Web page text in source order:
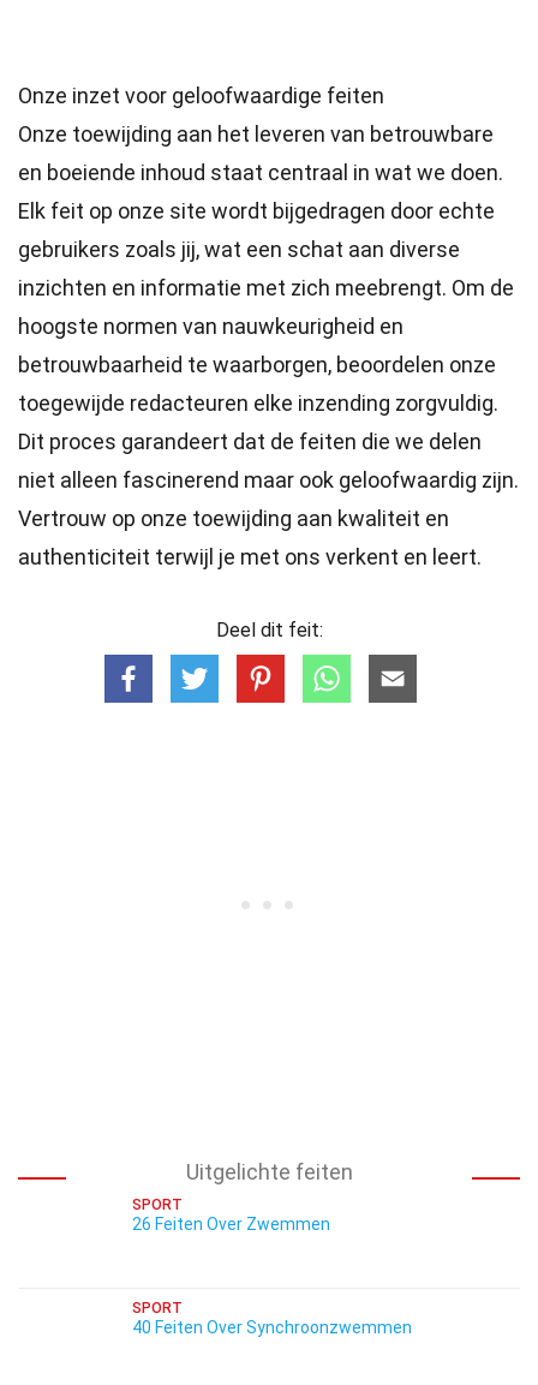
Onze inzet voor geloofwaardige feiten
Onze toewijding aan het leveren van betrouwbare
en boeiende inhoud staat centraal in wat we doen.
Elk feit op onze site wordt bijgedragen door echte
gebruikers zoals jij, wat een schat aan diverse
inzichten en informatie met zich meebrengt. Om de
hoogste normen van nauwkeurigheid en
betrouwbaarheid te waarborgen, beoordelen onze
toegewijde redacteuren elke inzending zorgvuldig.
Dit proces garandeert dat de feiten die we delen
niet alleen fascinerend maar ook geloofwaardig zijn.
Vertrouw op onze toewijding aan kwaliteit en
authenticiteit terwijl je met ons verkent en leert.
Deel dit feit:
Uitgelichte feiten
SPORT
26 Feiten Over Zwemmen
SPORT
40 Feiten Over Synchroonzwemmen